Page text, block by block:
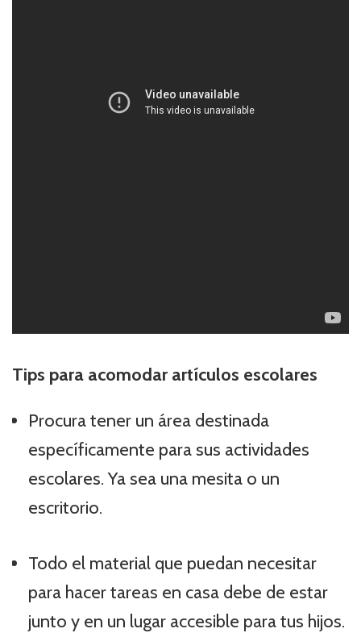
Tips para acomodar artículos escolares
Procura tener un área destinada
específicamente para sus actividades
escolares. Ya sea una mesita o un
escritorio.
Todo el material que puedan necesitar
para hacer tareas en casa debe de estar
junto y en un lugar accesible para tus hijos.